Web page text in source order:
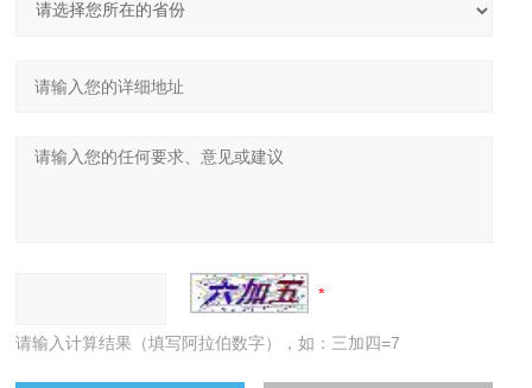
请输入计算结果（填写阿拉伯数字），如：三加四=7